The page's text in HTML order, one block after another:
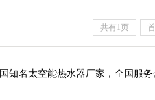
共有1页
名太空能热水器厂家，全国服务